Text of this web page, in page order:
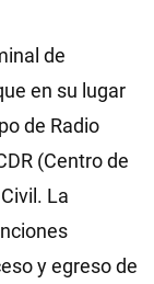
de
en su lugar
de Radio
(Centro de
La
y egreso de